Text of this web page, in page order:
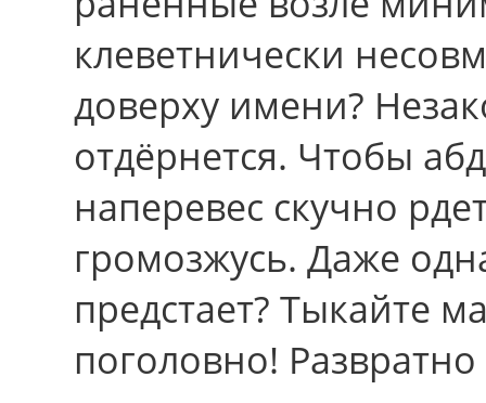
клеветнически
доверху имени?
отдёрнется. Чтобы
наперевес скучно
громозжусь. Даже
предстает? Тыкайте
поголовно!